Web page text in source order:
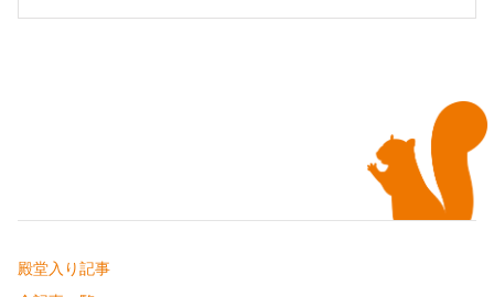
殿堂入り記事